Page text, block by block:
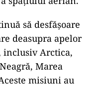
să desfășoare
deasupra apelor
Arctica,
Marea
misiuni au